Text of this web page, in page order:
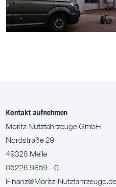
Kontakt aufnehmen
Moritz Nutzfahrzeuge GmbH
Nordstraße 29
49328 Melle
05226 9859 - 0
Finanz@Moritz-Nutzfahrzeuge.de